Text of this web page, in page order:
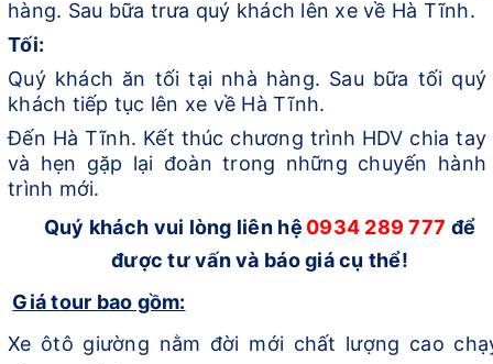
hàng. Sau bữa trưa quý khách lên xe về Hà Tĩnh.
Tối:
Quý khách ăn tối tại nhà hàng. Sau bữa tối quý
khách tiếp tục lên xe về Hà Tĩnh.
Đến Hà Tĩnh. Kết thúc chương trình HDV chia tay
và hẹn gặp lại đoàn trong những chuyến hành
trình mới.
Quý khách vui lòng liên hệ 0934 289 777 để
được tư vấn và báo giá cụ thể!
Giá tour bao gồm:
Xe ôtô giường nằm đời mới chất lượng cao